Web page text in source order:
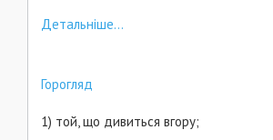
Детальніше...
Горогляд
1) той, що дивиться вгору;